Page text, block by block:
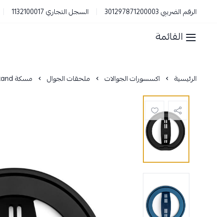
الرقم الضريبي 301297871200003 السجل التجاري 1132100017
القائمة
الرئيسية اكسسورات الجوالات ملحقات الجوال مسكة Limber Stand ماج سيف + يدعم الشحن اللاسلكي+ ستاند من ماس